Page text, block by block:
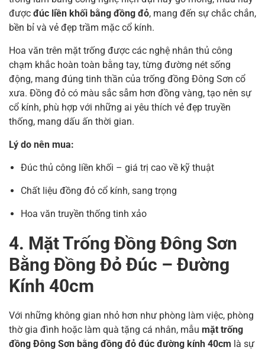
được đúc liền khối bằng đồng đỏ, mang đến sự chắc chắn,
bền bỉ và vẻ đẹp trầm mặc cổ kính.
Hoa văn trên mặt trống được các nghệ nhân thủ công
chạm khắc hoàn toàn bằng tay, từng đường nét sống
động, mang đúng tinh thần của trống đồng Đông Sơn cổ
xưa. Đồng đỏ có màu sắc sẫm hơn đồng vàng, tạo nên sự
cổ kính, phù hợp với những ai yêu thích vẻ đẹp truyền
thống, mang dấu ấn thời gian.
Lý do nên mua:
Đúc thủ công liền khối – giá trị cao về kỹ thuật
Chất liệu đồng đỏ cổ kính, sang trọng
Hoa văn truyền thống tinh xảo
4. Mặt Trống Đồng Đông Sơn
Bằng Đồng Đỏ Đúc – Đường
Kính 40cm
Với những không gian nhỏ hơn như phòng làm việc, phòng
thờ gia đình hoặc làm quà tặng cá nhân, mẫu mặt trống
đồng Đông Sơn bằng đồng đỏ đúc đường kính 40cm là sự